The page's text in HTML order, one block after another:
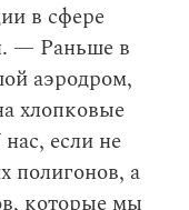
в сфере
— Раньше в
аэродром,
хлопковые
если не
полигонов, а